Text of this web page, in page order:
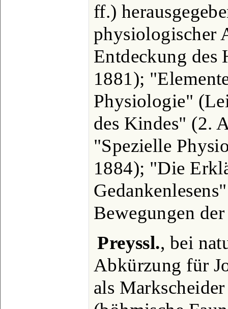
ff.)
physiologischer
Entdeckung
1881);
Physiologie"
des Kindes" (2.
"Spezielle
1884); "Die
Bewegungen
Preyssl., bei
Abkürzung für
als